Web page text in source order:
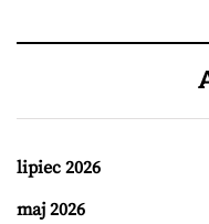
lipiec 2026
maj 2026